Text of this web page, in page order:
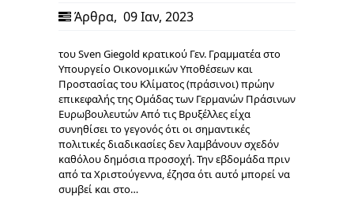
Άρθρα, 09 Ιαν, 2023
του Sven Giegold κρατικού Γεν. Γραμματέα στο
Υπουργείο Οικονομικών Υποθέσεων και
Προστασίας του Κλίματος (πράσινοι) πρώην
επικεφαλής της Ομάδας των Γερμανών Πράσινων
Ευρωβουλευτών Από τις Βρυξέλλες είχα
συνηθίσει το γεγονός ότι οι σημαντικές
πολιτικές διαδικασίες δεν λαμβάνουν σχεδόν
καθόλου δημόσια προσοχή. Την εβδομάδα πριν
από τα Χριστούγεννα, έζησα ότι αυτό μπορεί να
συμβεί και στο…